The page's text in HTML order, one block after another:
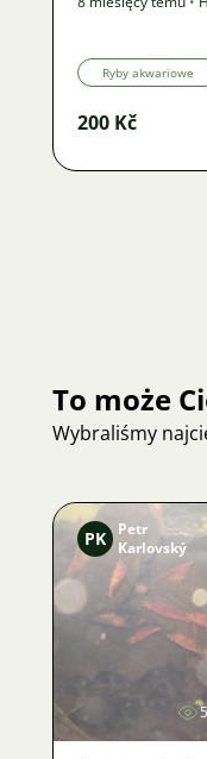
Ryby akwariowe
200 Kč
To może
Wybraliśmy
PK
Petr
Karlovský